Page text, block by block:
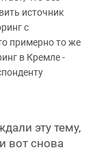
источник
с
примерно то же
в Кремле -
эту тему,
вот снова